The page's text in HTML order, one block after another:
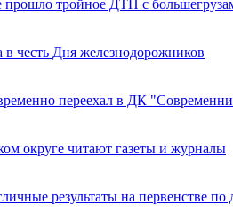
прошло тройное ДТП с
честь Дня железнодорожников
переехал в ДК
округе читают газеты и журналы
результаты на первенстве